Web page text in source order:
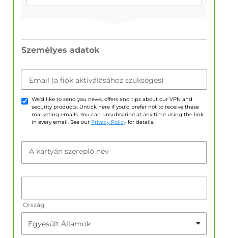
Személyes adatok
Email (a fiók aktiválásához szükséges)
We'd like to send you news, offers and tips about our VPN and
security products. Untick here if you'd prefer not to receive these
marketing emails. You can unsubscribe at any time using the link
in every email. See our Privacy Policy for details.
A kártyán szereplő név
Ország